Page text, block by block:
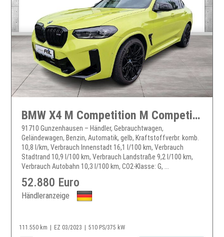
BMW X4 M Competition M Competition Head-Up HK HiFi
91710 Gunzenhausen – Händler, Gebrauchtwagen,
Geländewagen, Benzin, Automatik, gelb, Kraftstoffverbr. komb.
10,8 l/km, Verbrauch Innenstadt 16,1 l/100 km, Verbrauch
Stadtrand 10,9 l/100 km, Verbrauch Landstraße 9,2 l/100 km,
Verbrauch Autobahn 10,3 l/100 km, CO2-Klasse: G, ...
52.880 Euro
Händleranzeige
111.550 km EZ 03/2023 510 PS/375 kW